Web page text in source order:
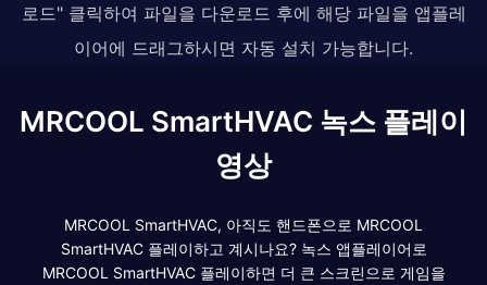
로드" 클릭하여 파일을 다운로드 후에 해당 파일을 앱플레
이어에 드래그하시면 자동 설치 가능합니다.
MRCOOL SmartHVAC 녹스 플레이
영상
MRCOOL SmartHVAC, 아직도 핸드폰으로 MRCOOL
SmartHVAC 플레이하고 계시나요? 녹스 앱플레이어로
MRCOOL SmartHVAC 플레이하면 더 큰 스크린으로 게임을